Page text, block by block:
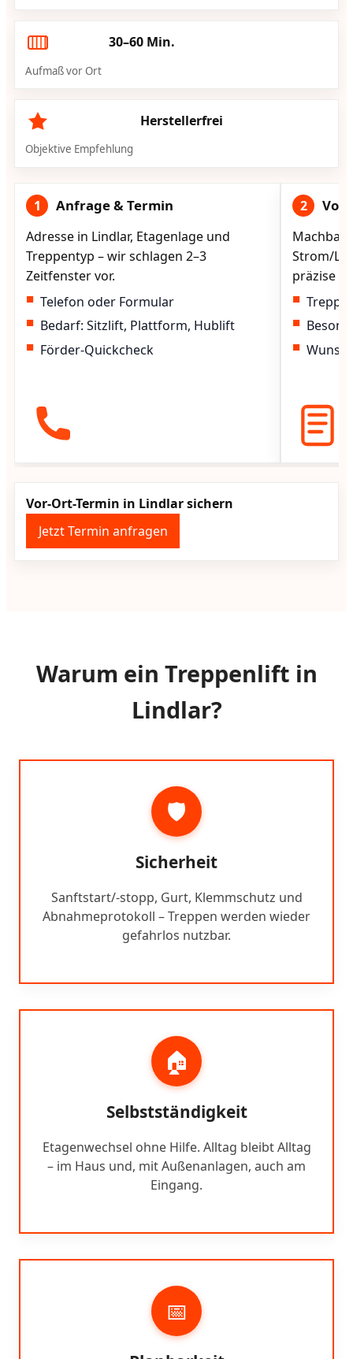
30–60 Min.
Aufmaß vor Ort
Herstellerfrei
Objektive Empfehlung
1 Anfrage & Termin
Adresse in Lindlar, Etagenlage und
Treppentyp – wir schlagen 2–3
Zeitfenster vor.
Telefon oder Formular
Bedarf: Sitzlift, Plattform, Hublift
Förder-Quickcheck
2
Strom/
präzise
Vor-Ort-Termin in Lindlar sichern
Jetzt Termin anfragen
Warum ein Treppenlift in
Lindlar?
🛡️
Sicherheit
Sanftstart/-stopp, Gurt, Klemmschutz und
Abnahmeprotokoll – Treppen werden wieder
gefahrlos nutzbar.
🏠
Selbstständigkeit
Etagenwechsel ohne Hilfe. Alltag bleibt Alltag
– im Haus und, mit Außenanlagen, auch am
Eingang.
📅